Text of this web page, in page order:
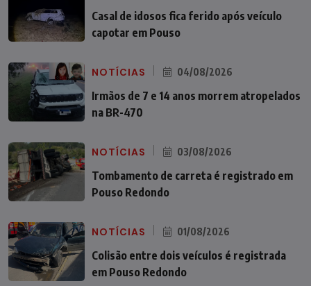
Casal de idosos fica ferido após veículo
capotar em Pouso
NOTÍCIAS 04/08/2026
Irmãos de 7 e 14 anos morrem atropelados
na BR-470
NOTÍCIAS 03/08/2026
Tombamento de carreta é registrado em
Pouso Redondo
NOTÍCIAS 01/08/2026
Colisão entre dois veículos é registrada
em Pouso Redondo